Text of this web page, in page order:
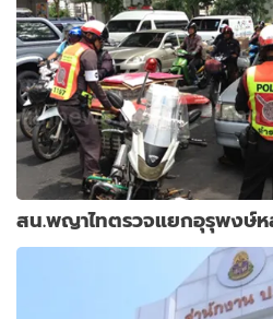
สน.พญาไทตรวจแยกอุรุพงษ์